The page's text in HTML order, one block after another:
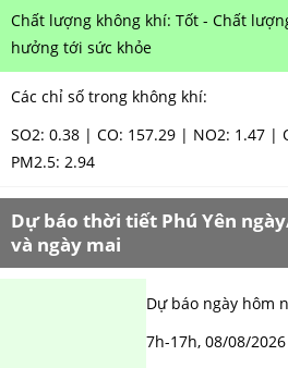
QUẢNG NAM
HÀ NỘI
HÀ NAM
LÂM ĐỒNG
Chất lượng không khí: Tốt - Chất
hưởng tới sức khỏe
Các chỉ số trong không khí:
SO2: 0.38 | CO: 157.29 | NO2: 1.47 |
PM2.5: 2.94
Dự báo thời tiết Phú Yên
và ngày mai
Dự báo ngày hôm
7h-17h,08/08/2026